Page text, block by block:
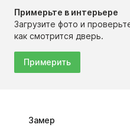
Примерьте в интерьере
Загрузите фото и
как смотрится дверь.
Примерить
Замер